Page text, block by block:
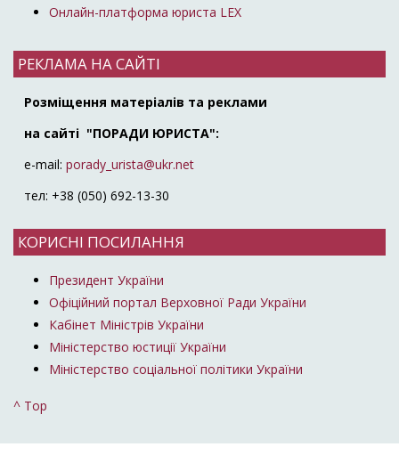
Онлайн-платформа юриста LEX
РЕКЛАМА НА САЙТІ
Розміщення матеріалів та реклами
на сайті "ПОРАДИ ЮРИСТА":
e-mail: porady_urista@ukr.net
тел: +38 (050) 692-13-30
КОРИСНІ ПОСИЛАННЯ
Президент України
Офіційний портал Верховної Ради України
Кабінет Міністрів України
Міністерство юстиції України
Міністерство соціальної політики України
^ Top